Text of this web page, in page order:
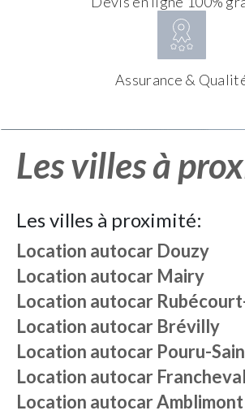
Assurance &
Les villes à
Les villes à proximité:
Location autocar Douzy
Location autocar Mairy
Location autocar
Location autocar Brévilly
Location autocar Pouru-
Location autocar Francheval
Location autocarAmblimont